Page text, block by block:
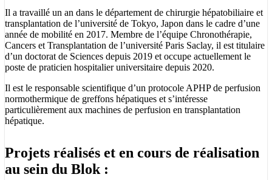
Il a travaillé un an dans le département de chirurgie hépatobiliaire et
transplantation de l’université de Tokyo, Japon dans le cadre d’une
année de mobilité en 2017. Membre de l’équipe Chronothérapie,
Cancers et Transplantation de l’université Paris Saclay, il est titulaire
d’un doctorat de Sciences depuis 2019 et occupe actuellement le
poste de praticien hospitalier universitaire depuis 2020.
Il est le responsable scientifique d’un protocole APHP de perfusion
normothermique de greffons hépatiques et s’intéresse
particulièrement aux machines de perfusion en transplantation
hépatique.
Projets réalisés et en cours de réalisation
au sein du Blok :